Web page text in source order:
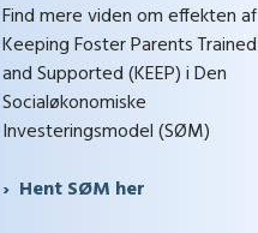
Find mere viden om effekten af
Keeping Foster Parents Trained
and Supported (KEEP) i Den
Socialøkonomiske
Investeringsmodel (SØM)
Hent SØM her